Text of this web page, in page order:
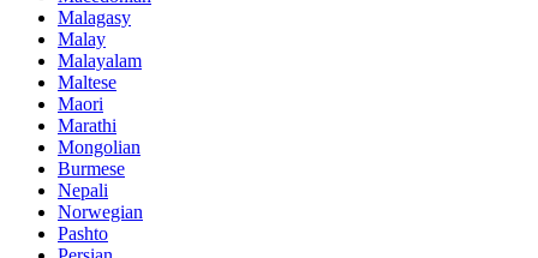
Malagasy
Malay
Malayalam
Maltese
Maori
Marathi
Mongolian
Burmese
Nepali
Norwegian
Pashto